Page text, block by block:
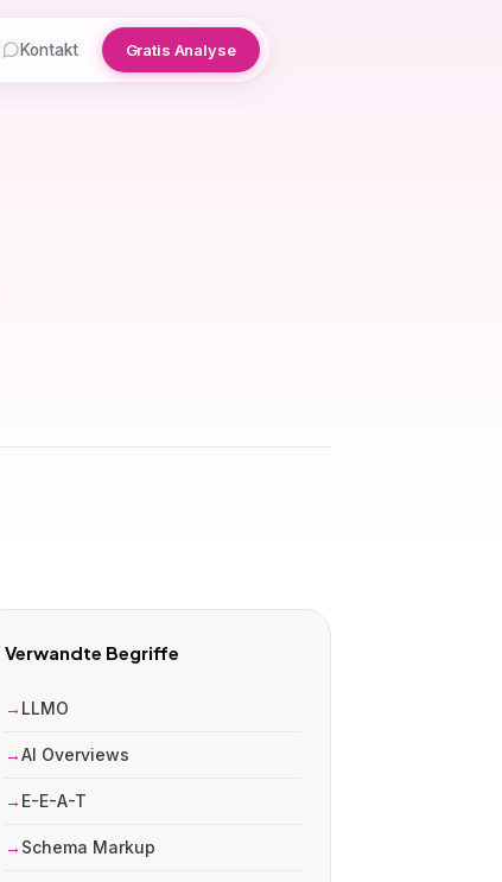
Kontakt Gratis Analyse
Verwandte Begriffe
LLMO
AI Overviews
E-E-A-T
Schema Markup